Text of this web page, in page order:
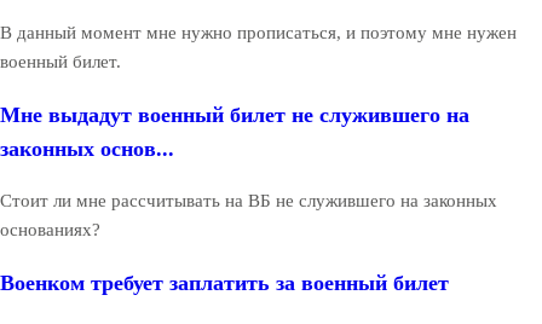
В данный момент мне нужно прописаться, и поэтому мне нужен
военный билет.
Мне выдадут военный билет не служившего на
законных основ...
Стоит ли мне рассчитывать на ВБ не служившего на законных
основаниях?
Военком требует заплатить за военный билет